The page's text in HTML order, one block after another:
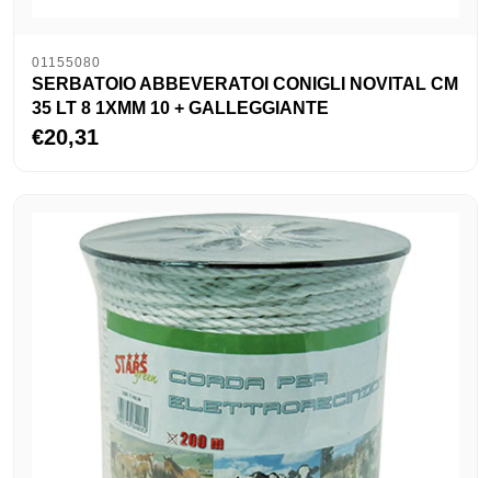
01155080
SERBATOIO ABBEVERATOI CONIGLI NOVITAL CM
35 LT 8 1XMM 10 + GALLEGGIANTE
€20,31